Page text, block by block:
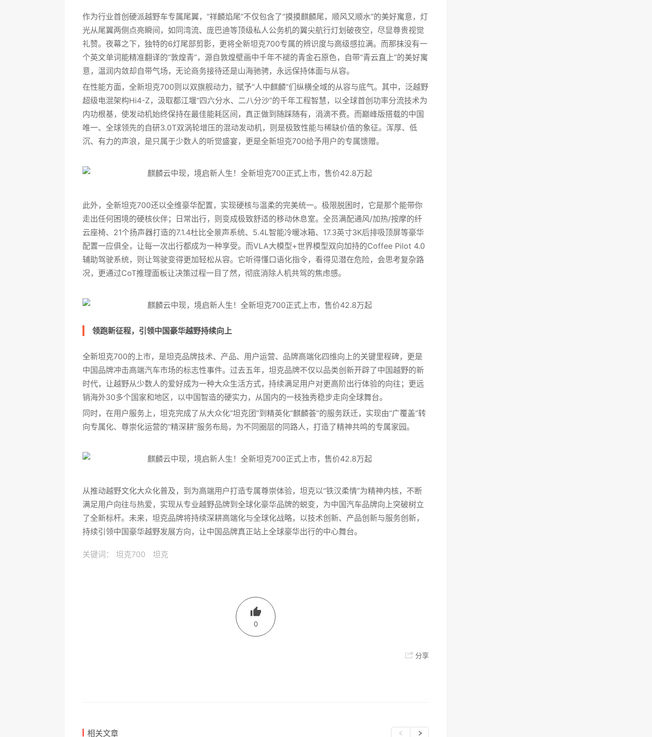
作为行业首创硬派越野车专属尾翼，“祥麟焰尾”不仅包含了“摸摸麒麟尾，顺风又顺水”的美好寓意，灯
光从尾翼两侧点亮瞬间，如同湾流、庞巴迪等顶级私人公务机的翼尖航行灯划破夜空，尽显尊贵视觉
礼赞。夜幕之下，独特的6灯尾部剪影，更将全新坦克700专属的辨识度与高级感拉满。而那抹没有一
个英文单词能精准翻译的“敦煌青”，源自敦煌壁画中千年不褪的青金石原色，自带“青云直上”的美好寓
意，温润内敛却自带气场，无论商务接待还是山海驰骋，永远保持体面与从容。
在性能方面，全新坦克700则以双旗舰动力，赋予“人中麒麟”们纵横全域的从容与底气。其中，泛越野
超级电混架构Hi4-Z，汲取都江堰“四六分水‌、‌二八分沙‌”的千年工程智慧，以全球首创功率分流技术为
内功根基，使发动机始终保持在最佳能耗区间，真正做到随踩随有，涓滴不费。而巅峰版搭载的中国
唯一、全球领先的自研3.0T双涡轮增压的混动发动机，则是极致性能与稀缺价值的象征。浑厚、低
沉、有力的声浪，是只属于少数人的听觉盛宴，更是全新坦克700给予用户的专属馈赠。
此外，全新坦克700还以全维豪华配置，实现硬核与温柔的完美统一。极限脱困时，它是那个能带你
走出任何困境的硬核伙伴；日常出行，则变成极致舒适的移动休息室。全员满配通风/加热/按摩的纤
云座椅、21个扬声器打造的7.1.4杜比全景声系统、5.4L智能冷暖冰箱、17.3英寸3K后排吸顶屏等豪华
配置一应俱全，让每一次出行都成为一种享受。而VLA大模型+世界模型双向加持的Coffee Pilot 4.0
辅助驾驶系统，则让驾驶变得更加轻松从容。它听得懂口语化指令，看得见潜在危险，会思考复杂路
况，更通过CoT推理面板让决策过程一目了然，彻底消除人机共驾的焦虑感。
领跑新征程，引领中国豪华越野持续向上
全新坦克700的上市，是坦克品牌技术、产品、用户运营、品牌高端化四维向上的关键里程碑，更是
中国品牌冲击高端汽车市场的标志性事件。过去五年，坦克品牌不仅以品类创新开辟了中国越野的新
时代，让越野从少数人的爱好成为一种大众生活方式，持续满足用户对更高阶出行体验的向往；更远
销海外30多个国家和地区，以中国智造的硬实力，从国内的一枝独秀稳步走向全球舞台。
同时，在用户服务上，坦克完成了从大众化“坦克团”到精英化“麒麟荟”的服务跃迁，实现由“广覆盖”转
向专属化、尊崇化运营的“精深耕”服务布局，为不同圈层的同路人，打造了精神共鸣的专属家园。
从推动越野文化大众化普及，到为高端用户打造专属尊崇体验，坦克以“铁汉柔情”为精神内核，不断
满足用户向往与热爱，实现从专业越野品牌到全球化豪华品牌的蜕变，为中国汽车品牌向上突破树立
了全新标杆。未来，坦克品牌将持续深耕高端化与全球化战略，以技术创新、产品创新与服务创新，
持续引领中国豪华越野发展方向，让中国品牌真正站上全球豪华出行的中心舞台。
关键词： 坦克700 坦克
0
分享
相关文章